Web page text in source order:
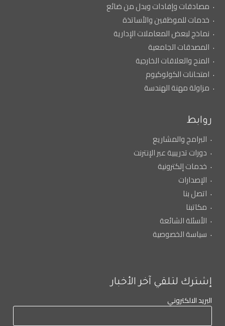
مصادقات وإفادات وبدل من ضائع
خدمات للموظفين والأساتذة
نماذج لبعض المعاملات الإدارية
المصدقات الجامعية
المنح والعلاقات الخارجية
امتحانات الكولوكيوم
مزاولة مهنة الهندسة
روابط
البرامج والمشاريع
دورات تدريبية عبر الإنترنت
خدمات إلكترونية
الإصدارات
اتصل بنا
مكاتبنا
الأسئلة الشائعة
سياسة الخصوصية
إشترك لتلقي آخر الأخبار
البريد الالكتروني